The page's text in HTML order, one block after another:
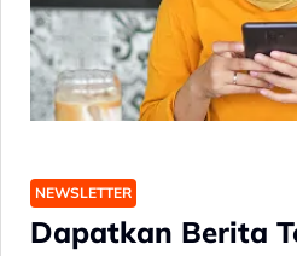
NEWSLETTER
Dapatkan Berita